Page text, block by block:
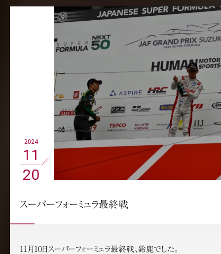
2024
11
20
スーパーフォーミュラ最終戦
11月10日スーパーフォーミュラ最終戦、鈴鹿でした。